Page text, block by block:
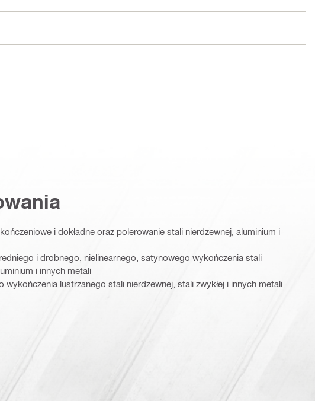
i dokładne oraz polerowanie stali nierdzewnej, aluminium i
i drobnego, nielinearnego, satynowego wykończenia stali
i innych metali
wykończenia lustrzanego stali nierdzewnej, stali zwykłej i innych metali